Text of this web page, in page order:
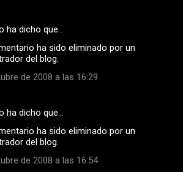
ha dicho que…
ha sido eliminado por un
del blog.
de 2008 a las 16:29
ha dicho que…
ha sido eliminado por un
del blog.
de 2008 a las 16:54